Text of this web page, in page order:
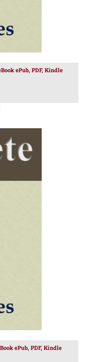
ePub, PDF, Kindle
ePub, PDF, Kindle